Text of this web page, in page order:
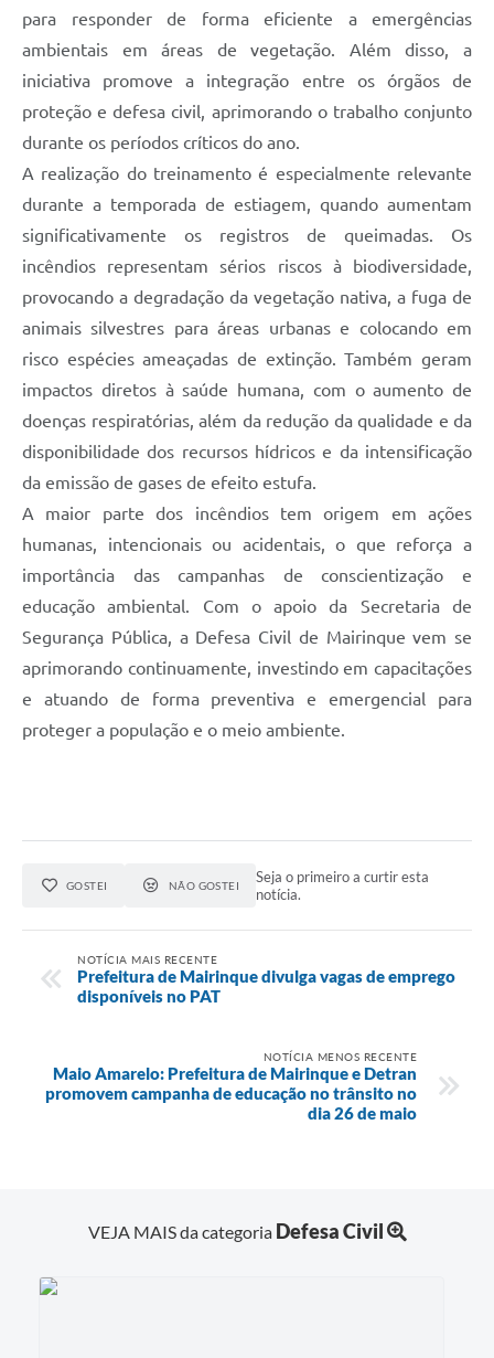
para responder de forma eficiente a emergências
ambientais em áreas de vegetação. Além disso, a
iniciativa promove a integração entre os órgãos de
proteção e defesa civil, aprimorando o trabalho conjunto
durante os períodos críticos do ano.
A realização do treinamento é especialmente relevante
durante a temporada de estiagem, quando aumentam
significativamente os registros de queimadas. Os
incêndios representam sérios riscos à biodiversidade,
provocando a degradação da vegetação nativa, a fuga de
animais silvestres para áreas urbanas e colocando em
risco espécies ameaçadas de extinção. Também geram
impactos diretos à saúde humana, com o aumento de
doenças respiratórias, além da redução da qualidade e da
disponibilidade dos recursos hídricos e da intensificação
da emissão de gases de efeito estufa.
A maior parte dos incêndios tem origem em ações
humanas, intencionais ou acidentais, o que reforça a
importância das campanhas de conscientização e
educação ambiental. Com o apoio da Secretaria de
Segurança Pública, a Defesa Civil de Mairinque vem se
aprimorando continuamente, investindo em capacitações
e atuando de forma preventiva e emergencial para
proteger a população e o meio ambiente.
GOSTEI NÃO GOSTEI
Seja o primeiro a curtir esta
notícia.
NOTÍCIA MAIS RECENTE
Prefeitura de Mairinque divulga vagas de emprego
disponíveis no PAT
NOTÍCIA MENOS RECENTE
Maio Amarelo: Prefeitura de Mairinque e Detran
promovem campanha de educação no trânsito no
dia 26 de maio
VEJA MAIS da categoria Defesa Civil